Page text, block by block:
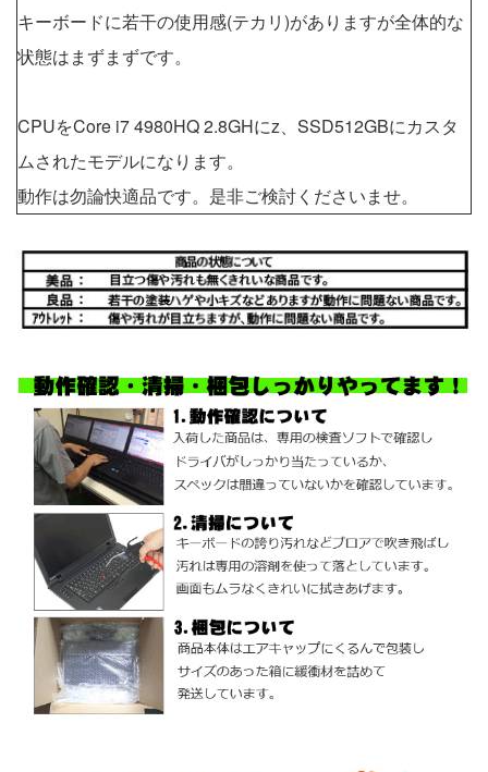
キーボードに若干の使用感(テカリ)がありますが全体的な
状態はまずまずです。
CPUをCore i7 4980HQ 2.8GHにz、SSD512GBにカスタ
ムされたモデルになります。
動作は勿論快適品です。是非ご検討くださいませ。